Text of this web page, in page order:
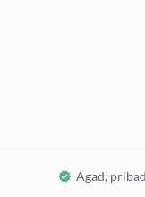
Agad,